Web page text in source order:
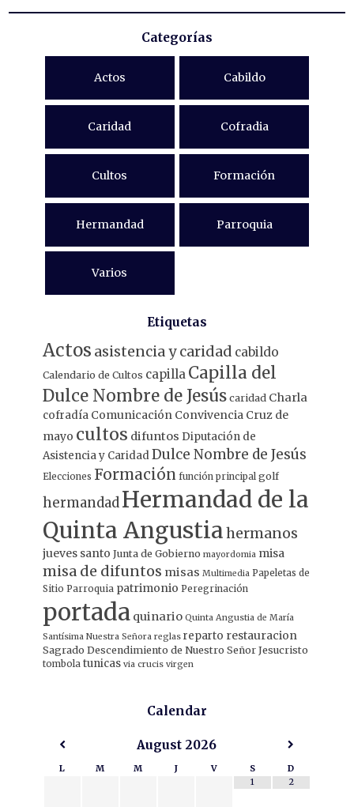
Categorías
Actos Cabildo
Caridad Cofradia
Cultos Formación
Hermandad Parroquia
Varios
Etiquetas
Actos asistencia y caridad cabildo
Calendario de Cultos capilla Capilla del
Dulce Nombre de Jesús caridad Charla
cofradía Comunicación Convivencia Cruz de
mayo cultos difuntos Diputación de
Asistencia y CaridadDulce Nombre de Jesús
Elecciones Formación función principal golf
hermandad Hermandad de la
Quinta Angustiahermanos
jueves santo Junta de Gobierno mayordomia misa
misa de difuntos misas Multimedia Papeletas de
Sitio Parroquia patrimonio Peregrinación
portada quinario Quinta Angustia de María
Santísima Nuestra Señora reglas reparto restauracion
Sagrado Descendimiento de Nuestro Señor Jesucristo
tombola tunicas via crucis virgen
Calendar
August 2026
L M M J V S
D
1
2